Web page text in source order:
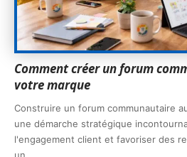
Comment créer un forum
votre marque
Construire un forum communautaire
une démarche stratégique
l'engagement client et favoriser des